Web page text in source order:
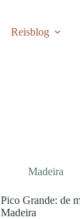
Reisblog
Madeira
Pico Grande: de
Madeira